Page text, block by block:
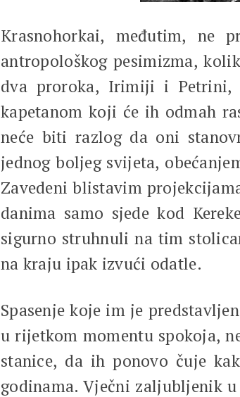
Krasnohorkai, međutim, ne
antropološkog pesimizma,
dva proroka, Irimiji i
kapetanom koji će ih odmah
neće biti razlog da oni
jednog boljeg svijeta,
Zavedeni blistavim
danima samo sjede kod
sigurno struhnuli na tim
na kraju ipak izvući odatle.
Spasenje koje im je
u rijetkom momentu spokoja,
stanice, da ih ponovo čuje
godinama. Vječni zaljubljenik